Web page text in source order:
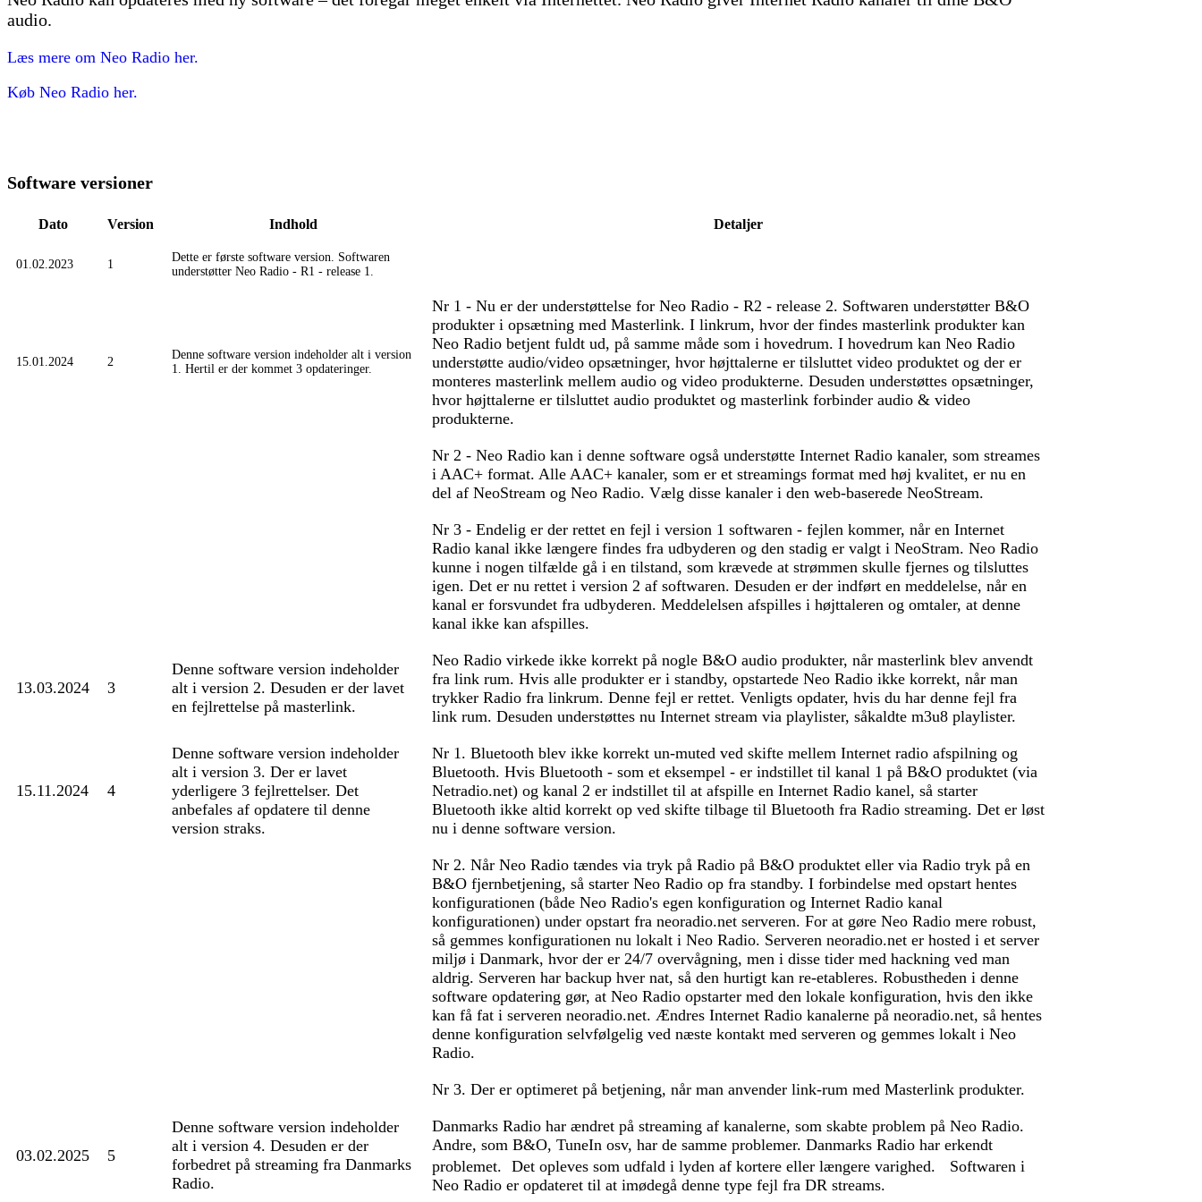
audio.
Læs mere om Neo Radio her.
Køb Neo Radio her.
Software versioner
Dato Version Indhold Detaljer
01.02.2023 1
Dette er første software version. Softwaren
understøtter Neo Radio - R1 - release 1.
15.01.2024 2
Denne software version indeholder alt i version
1. Hertil er der kommet 3 opdateringer.
Nr 1 - Nu er der understøttelse for Neo Radio - R2 - release 2. Softwaren understøtter B&O
produkter i opsætning med Masterlink. I linkrum, hvor der findes masterlink produkter kan
Neo Radio betjent fuldt ud, på samme måde som i hovedrum. I hovedrum kan Neo Radio
understøtte audio/video opsætninger, hvor højttalerne er tilsluttet video produktet og der er
monteres masterlink mellem audio og video produkterne. Desuden understøttes opsætninger,
hvor højttalerne er tilsluttet audio produktet og masterlink forbinder audio & video
produkterne.
Nr 2 - Neo Radio kan i denne software også understøtte Internet Radio kanaler, som streames
i AAC+ format. Alle AAC+ kanaler, som er et streamings format med høj kvalitet, er nu en
del af NeoStream og Neo Radio. Vælg disse kanaler i den web-baserede NeoStream.
Nr 3 - Endelig er der rettet en fejl i version 1 softwaren - fejlen kommer, når en Internet
Radio kanal ikke længere findes fra udbyderen og den stadig er valgt i NeoStram. Neo Radio
kunne i nogen tilfælde gå i en tilstand, som krævede at strømmen skulle fjernes og tilsluttes
igen. Det er nu rettet i version 2 af softwaren. Desuden er der indført en meddelelse, når en
kanal er forsvundet fra udbyderen. Meddelelsen afspilles i højttaleren og omtaler, at denne
kanal ikke kan afspilles.
13.03.2024 3
Denne software version indeholder
alt i version 2. Desuden er der lavet
en fejlrettelse på masterlink.
Neo Radio virkede ikke korrekt på nogle B&O audio produkter, når masterlink blev anvendt
fra link rum. Hvis alle produkter er i standby, opstartede Neo Radio ikke korrekt, når man
trykker Radio fra linkrum. Denne fejl er rettet. Venligts opdater, hvis du har denne fejl fra
link rum. Desuden understøttes nu Internet stream via playlister, såkaldte m3u8 playlister.
15.11.2024 4
Denne software version indeholder
alt i version 3. Der er lavet
yderligere 3 fejlrettelser. Det
anbefales af opdatere til denne
version straks.
Nr 1. Bluetooth blev ikke korrekt un-muted ved skifte mellem Internet radio afspilning og
Bluetooth. Hvis Bluetooth - som et eksempel - er indstillet til kanal 1 på B&O produktet (via
Netradio.net) og kanal 2 er indstillet til at afspille en Internet Radio kanel, så starter
Bluetooth ikke altid korrekt op ved skifte tilbage til Bluetooth fra Radio streaming. Det er løst
nu i denne software version.
Nr 2. Når Neo Radio tændes via tryk på Radio på B&O produktet eller via Radio tryk på en
B&O fjernbetjening, så starter Neo Radio op fra standby. I forbindelse med opstart hentes
konfigurationen (både Neo Radio's egen konfiguration og Internet Radio kanal
konfigurationen) under opstart fra neoradio.net serveren. For at gøre Neo Radio mere robust,
så gemmes konfigurationen nu lokalt i Neo Radio. Serveren neoradio.net er hosted i et server
miljø i Danmark, hvor der er 24/7 overvågning, men i disse tider med hackning ved man
aldrig. Serveren har backup hver nat, så den hurtigt kan re-etableres. Robustheden i denne
software opdatering gør, at Neo Radio opstarter med den lokale konfiguration, hvis den ikke
kan få fat i serveren neoradio.net. Ændres Internet Radio kanalerne på neoradio.net, så hentes
denne konfiguration selvfølgelig ved næste kontakt med serveren og gemmes lokalt i Neo
Radio.
Nr 3. Der er optimeret på betjening, når man anvender link-rum med Masterlink produkter.
03.02.2025 5
Denne software version indeholder
alt i version 4. Desuden er der
forbedret på streaming fra Danmarks
Radio.
Danmarks Radio har ændret på streaming af kanalerne, som skabte problem på Neo Radio.
Andre, som B&O, TuneIn osv, har de samme problemer. Danmarks Radio har erkendt
problemet. Det opleves som udfald i lyden af kortere eller længere varighed. Softwaren i
Neo Radio er opdateret til at imødegå denne type fejl fra DR streams.